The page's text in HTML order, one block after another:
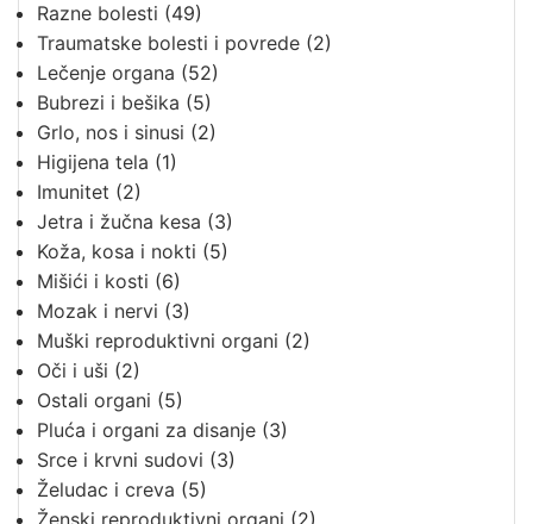
Razne bolesti (49)
Traumatske bolesti i povrede (2)
Lečenje organa (52)
Bubrezi i bešika (5)
Grlo, nos i sinusi (2)
Higijena tela (1)
Imunitet (2)
Jetra i žučna kesa (3)
Koža, kosa i nokti (5)
Mišići i kosti (6)
Mozak i nervi (3)
Muški reproduktivni organi (2)
Oči i uši (2)
Ostali organi (5)
Pluća i organi za disanje (3)
Srce i krvni sudovi (3)
Želudac i creva (5)
Ženski reproduktivni organi (2)